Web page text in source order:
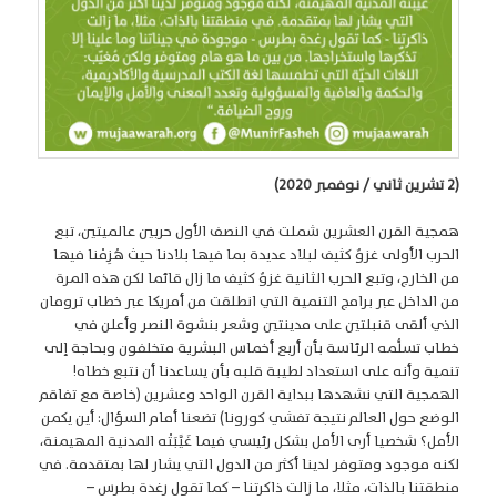
(2 تشرين ثاني / نوفمبر 2020)
همجية القرن العشرين شملت في النصف الأول حربين عالميتين، تبع
الحرب الأولى غزوٌ كثيف لبلاد عديدة بما فيها بلادنا حيث هُزِمْنا فيها
من الخارج، وتبع الحرب الثانية غزوٌ كثيف ما زال قائما لكن هذه المرة
من الداخل عبر برامج التنمية التي انطلقت من أمريكا عبر خطاب ترومان
الذي ألقى قنبلتين على مدينتين وشعر بنشوة النصر وأعلن في
خطاب تسلُّمه الرئاسة بأن أربع أخماس البشرية متخلفون وبحاجة إلى
تنمية وأنه على استعداد لطيبة قلبه بأن يساعدنا أن نتبع خطاه!
الهمجية التي نشهدها ببداية القرن الواحد وعشرين (خاصة مع تفاقم
الوضع حول العالم نتيجة تفشي كورونا) تضعنا أمام السؤال: أين يكمن
الأمل؟ شخصيا أرى الأمل بشكل رئيسي فيما غَيَّبَتْه المدنية المهيمنة،
لكنه موجود ومتوفر لدينا أكثر من الدول التي يشار لها بمتقدمة. في
منطقتنا بالذات، مثلا، ما زالت ذاكرتنا – كما تقول رغدة بطرس –